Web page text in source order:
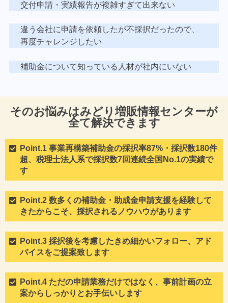
交付申請・実績報告が複雑すぎて出来ない
違う会社に申請を依頼したが不採択だったので、
再度チャレンジしたい
補助金について知っている人材が社内にいない
そのお悩みはみどり増販情報センターが
全て解決できます
Point.1 事業再構築補助金の採択率87%・採択数180件
超、税理士法人系で採択数7回連続全国No.1の実績で
す
Point.2 数多くの補助金・助成金申請支援を経験して
きたからこそ、採択されるノウハウがあります
Point.3 採択後を考慮したきめ細かいフォロー、アド
バイスをご提案致します
Point.4 ただの申請業務だけではなく、事前計画の立
案からしっかりとお手伝いします